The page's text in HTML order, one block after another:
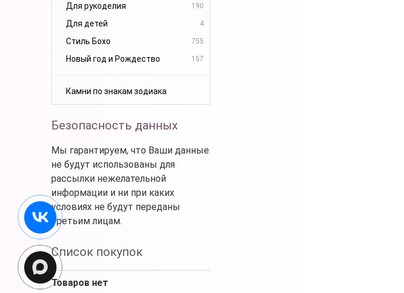
Для рукоделия 190
Для детей 4
Стиль Бохо 755
Новый год и Рождество 157
Камни по знакам зодиака
Безопасность данных
Мы гарантируем, что Ваши данные
не будут использованы для
рассылки нежелательной
информации и ни при каких
условиях не будут переданы
третьим лицам.
Список покупок
Товаров нет